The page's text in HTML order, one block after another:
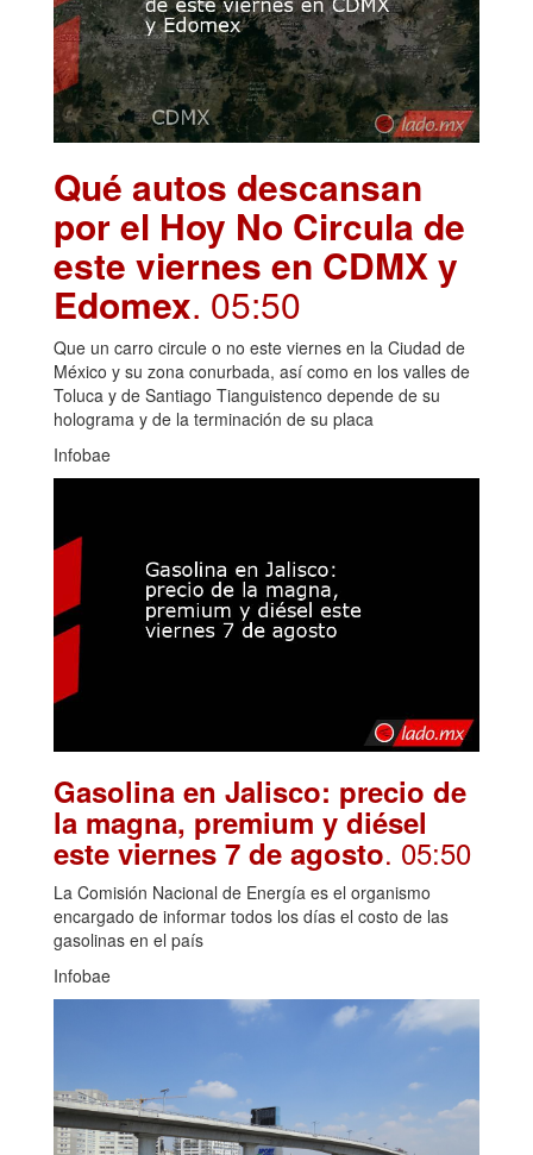
Qué autos descansan
por el Hoy No Circula de
este viernes en CDMX y
Edomex. 05:50
Que un carro circule o no este viernes en la Ciudad de
México y su zona conurbada, así como en los valles de
Toluca y de Santiago Tianguistenco depende de su
holograma y de la terminación de su placa
Infobae
Gasolina en Jalisco: precio de
la magna, premium y diésel
este viernes 7 de agosto. 05:50
La Comisión Nacional de Energía es el organismo
encargado de informar todos los días el costo de las
gasolinas en el país
Infobae